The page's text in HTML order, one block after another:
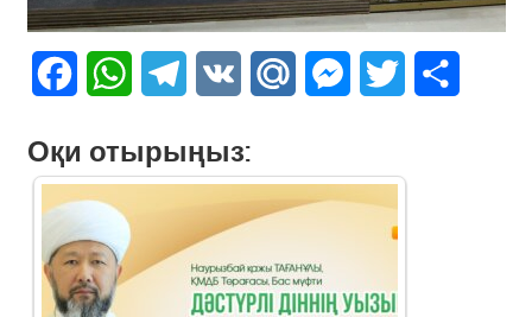
FacebookWhatsAppTelegram
VK Mail.Ru Messenger
Twitter
Оқи отырыңыз: